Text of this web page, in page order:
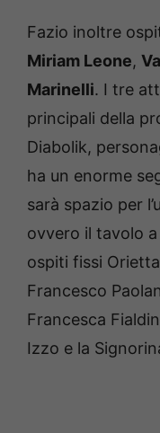
Fazio inoltre
Miriam Leone,
Marinelli. I tre
principali della
Diabolik,
ha un enorme
sarà spazio per
ovvero il tavolo
ospiti fissi
Francesco
Francesca
Izzo e la